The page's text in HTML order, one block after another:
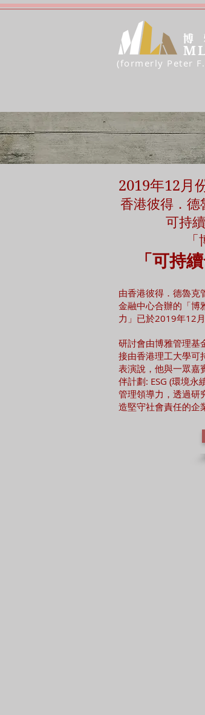
(formerly Peter
2019年12月
香港彼得．德
可持
「可持
由香港彼得．德魯克
金融中心合辦的「博
力」已於2019年12月
研討會由博雅管理基
接由香港理工大學可
表演說，他與一眾嘉
伴計劃: ESG (環境
管理領導力，透過研
造堅守社會責任的企